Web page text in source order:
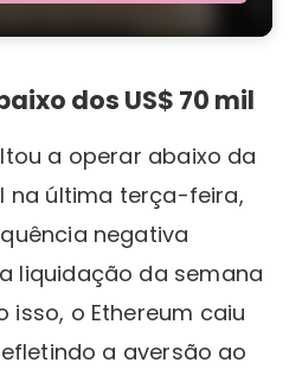
dos US$ 70 mil
a operar abaixo da
na última terça-feira,
negativa
liquidação da semana
isso, o Ethereum caiu
a aversão ao